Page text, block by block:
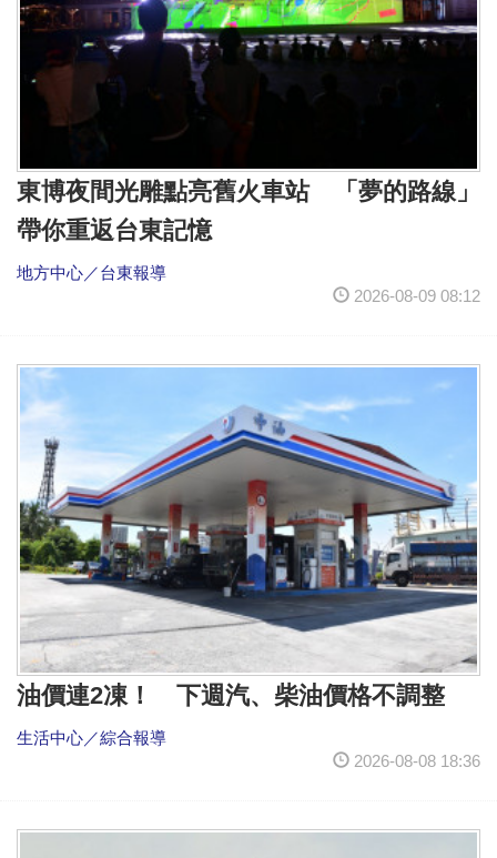
東博夜間光雕點亮舊火車站 「夢的路線」
帶你重返台東記憶
地方中心／台東報導
2026-08-09 08:12
油價連2凍！ 下週汽、柴油價格不調整
生活中心／綜合報導
2026-08-08 18:36